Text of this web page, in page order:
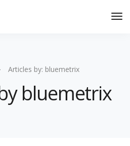
Articles by: bluemetrix
bluemetrix